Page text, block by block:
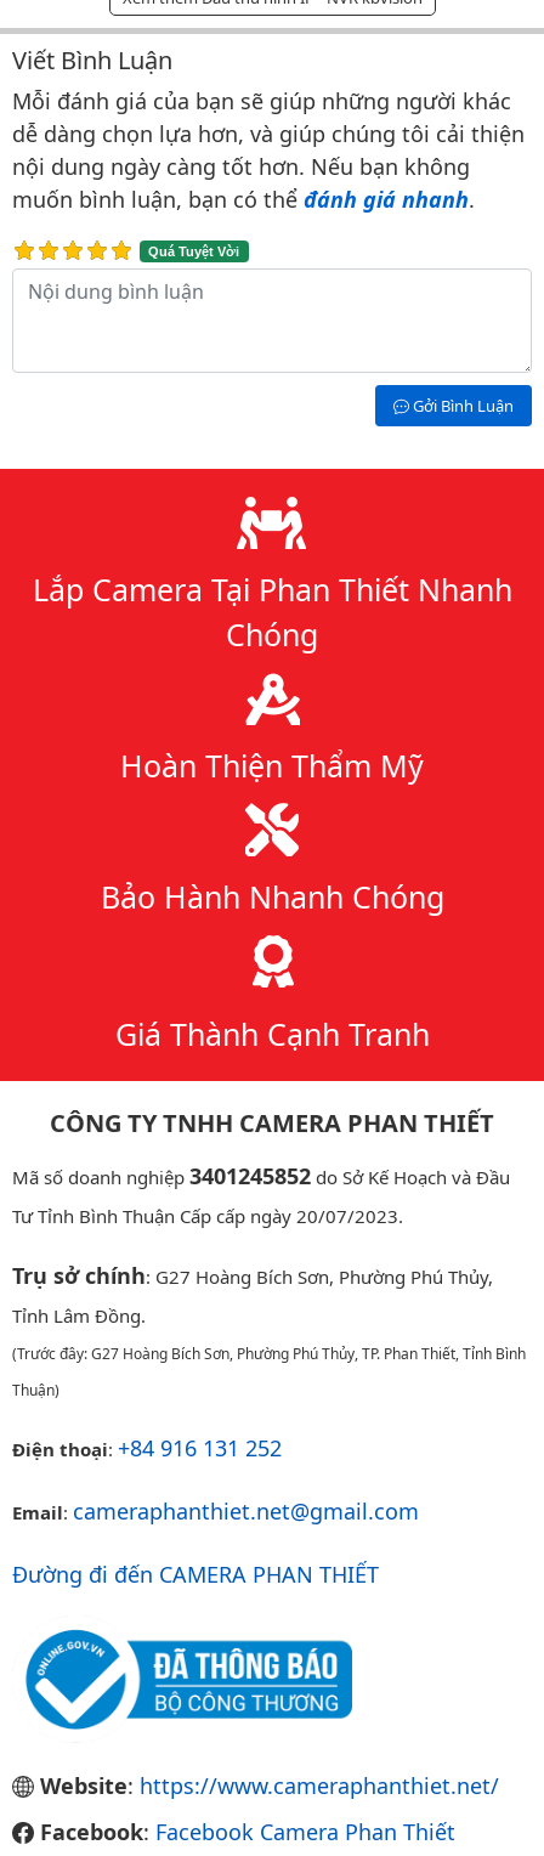
Bình luận & Đánh giá
Viết Bình Luận
Mỗi đánh giá của bạn sẽ giúp những người khác
dễ dàng chọn lựa hơn, và giúp chúng tôi cải thiện
nội dung ngày càng tốt hơn. Nếu bạn không
muốn bình luận, bạn có thể đánh giá nhanh.
Quá Tuyệt Vời
Nội dung bình luận
Gởi Bình Luận
Lý do chọn chúng tôi
Lắp Camera Tại Phan Thiết Nhanh
Chóng
Hoàn Thiện Thẩm Mỹ
Bảo Hành Nhanh Chóng
Giá Thành Cạnh Tranh
CÔNG TY TNHH CAMERA PHAN THIẾT
Mã số doanh nghiệp 3401245852 do Sở Kế Hoạch và Đầu
Tư Tỉnh Bình Thuận Cấp cấp ngày 20/07/2023.
Trụ sở chính: G27 Hoàng Bích Sơn, Phường Phú Thủy,
Tỉnh Lâm Đồng.
(Trước đây: G27 Hoàng Bích Sơn, Phường Phú Thủy, TP. Phan Thiết, Tỉnh Bình
Thuận)
Điện thoại: +84 916 131 252
Email: cameraphanthiet.net@gmail.com
Đường đi đến CAMERA PHAN THIẾT
Website: https://www.cameraphanthiet.net/
Facebook: Facebook Camera Phan Thiết